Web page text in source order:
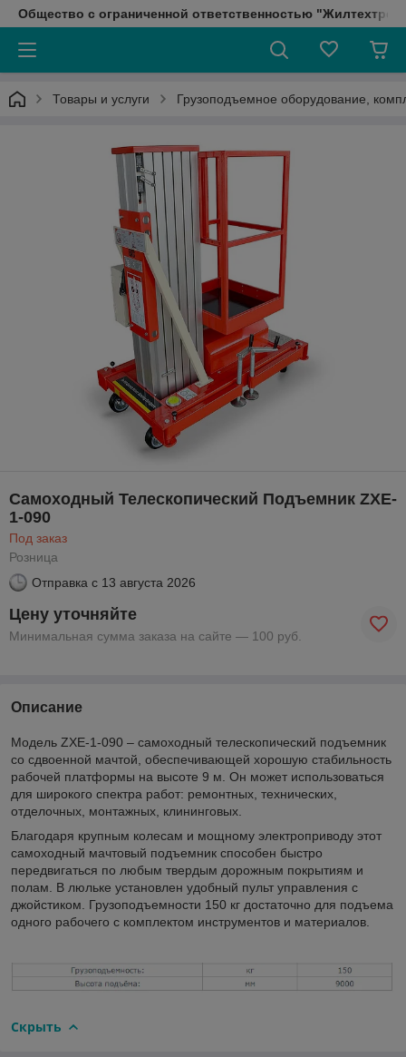
Общество с ограниченной ответственностью
Товары и услуги Грузоподъемное оборудование,
Самоходный Телескопический Подъемник ZXE-
1-090
Под заказ
Розница
Отправка с 13 августа 2026
Цену уточняйте
Минимальная сумма заказа на сайте — 100 руб.
Описание
Модель ZXE-1-090 – самоходный телескопический подъемник
со сдвоенной мачтой, обеспечивающей хорошую стабильность
рабочей платформы на высоте 9 м. Он может использоваться
для широкого спектра работ: ремонтных, технических,
отделочных, монтажных, клининговых.
Благодаря крупным колесам и мощному электроприводу этот
самоходный мачтовый подъемник способен быстро
передвигаться по любым твердым дорожным покрытиям и
полам. В люльке установлен удобный пульт управления с
джойстиком. Грузоподъемности 150 кг достаточно для подъема
одного рабочего с комплектом инструментов и материалов.
Скрыть